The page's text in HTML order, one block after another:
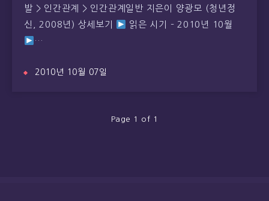
발 > 인간관계 > 인간관계일반 지은이 양광모 (청년정
신, 2008년) 상세보기
읽은 시기 – 2010년 10월
…
2010년 10월 07일
Page 1 of 1